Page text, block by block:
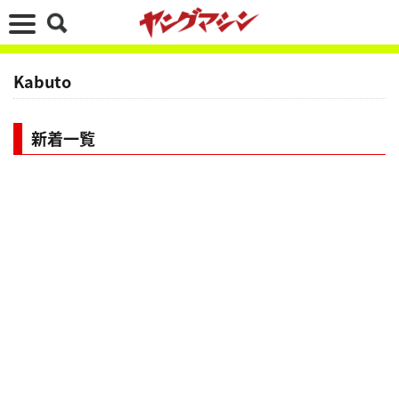
Kabuto
新着一覧